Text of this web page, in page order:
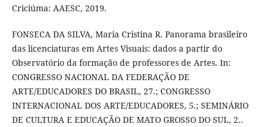
Criciúma: AAESC, 2019.
FONSECA DA SILVA, Maria Cristina R. Panorama brasileiro
das licenciaturas em Artes Visuais: dados a partir do
Observatório da formação de professores de Artes. In:
CONGRESSO NACIONAL DA FEDERAÇÃO DE
ARTE/EDUCADORES DO BRASIL, 27.; CONGRESSO
INTERNACIONAL DOS ARTE/EDUCADORES, 5.; SEMINÁRIO
DE CULTURA E EDUCAÇÃO DE MATO GROSSO DO SUL, 2..